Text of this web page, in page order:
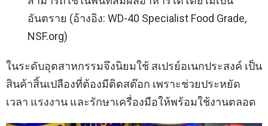
อันตราย (อ้างอิง: WD-40 Specialist Food Grade,
NSF.org)
ในระดับอุตสาหกรรมจึงนิยมใช้ สเปรย์อเนกประสงค์ เป็น
สินค้าสิ้นเปลืองที่ต้องมีติดสต๊อก เพราะช่วยประหยัด
เวลา แรงงาน และรักษาเครื่องมือให้พร้อมใช้งานตลอด